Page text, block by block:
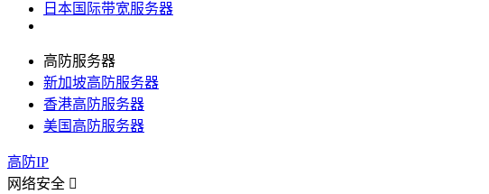
日本国际带宽服务器
高防服务器
新加坡高防服务器
香港高防服务器
美国高防服务器
高防IP
网络安全